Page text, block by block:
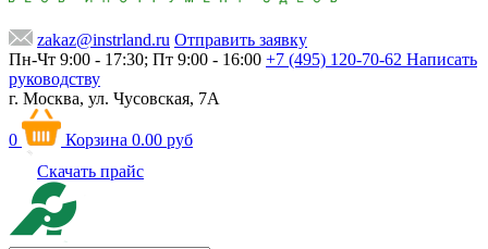
zakaz@instrland.ru Отправить заявку
Пн-Чт 9:00 - 17:30; Пт 9:00 - 16:00 +7 (495) 120-70-62 Написать
руководству
г. Москва, ул. Чусовская, 7А
0 Корзина 0.00 руб
Скачать прайс